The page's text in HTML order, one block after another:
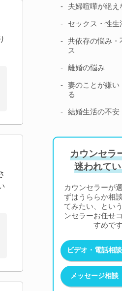
夫婦喧嘩が絶え
セックス・性生
共依存の悩み・
ス
離婚の悩み
妻のことが嫌い
る
結婚生活の不安
カウンセラ
迷われて
カウンセラーが
ずはうららか相
てみたい、とい
ンセラーお任せ
すめです
ビデオ・電話相談
メッセージ相談